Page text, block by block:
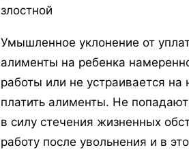
злостной
Умышленное уклонение от
алименты на ребенка
работы или не устраивается
платить алименты. Не
в силу стечения жизненных
работу после увольнения и в